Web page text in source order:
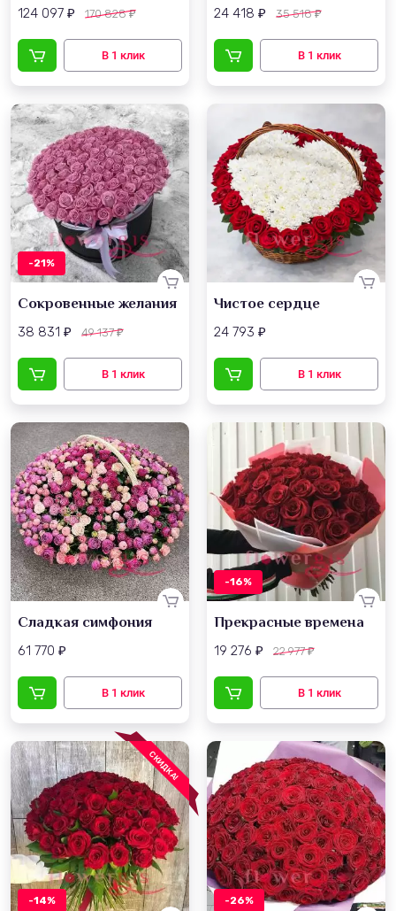
124 097 ₽ 170 828₽ 24 418 ₽ 35 518₽
-21%
Сокровенные желания
38 831 ₽ 49 137₽
Чистое сердце
24 793 ₽
Сладкая симфония
61 770 ₽
-16%
Прекрасные времена
19 276 ₽ 22 977₽
СКИДКА!
-14% -26%